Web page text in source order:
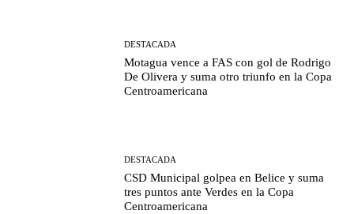
DESTACADA
Motagua vence a FAS con gol de Rodrigo
De Olivera y suma otro triunfo en la Copa
Centroamericana
DESTACADA
CSD Municipal golpea en Belice y suma
tres puntos ante Verdes en la Copa
Centroamericana